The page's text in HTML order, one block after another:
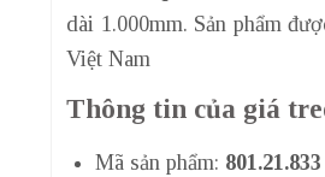
dài 1.000mm. Sản phẩm
Việt Nam
Thông tin của giá
Mã sản phẩm: 801.21.833